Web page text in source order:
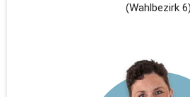
(Wahlbezirk 6)